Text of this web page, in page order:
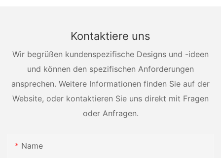
Kontaktiere uns
Wir begrüßen kundenspezifische Designs und -ideen
und können den spezifischen Anforderungen
ansprechen. Weitere Informationen finden Sie auf der
Website, oder kontaktieren Sie uns direkt mit Fragen
oder Anfragen.
Name